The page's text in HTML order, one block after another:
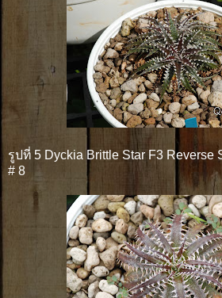
รูปที่ 5 Dyckia Brittle Star F3 Reverse
# 8